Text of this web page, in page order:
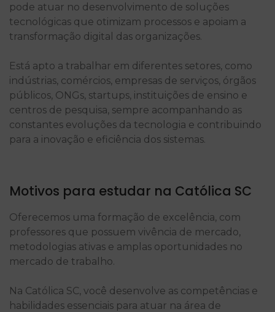
pode atuar no desenvolvimento de soluções
tecnológicas que otimizam processos e apoiam a
transformação digital das organizações.
Está apto a trabalhar em diferentes setores, como
indústrias, comércios, empresas de serviços, órgãos
públicos, ONGs, startups, instituições de ensino e
centros de pesquisa, sempre acompanhando as
constantes evoluções da tecnologia e contribuindo
para a inovação e eficiência dos sistemas.
Motivos para estudar na Católica SC
Oferecemos uma formação de excelência, com
professores que possuem vivência de mercado,
metodologias ativas e amplas oportunidades no
mercado de trabalho.
Na Católica SC, você desenvolve as competências e
habilidades essenciais para atuar na área de